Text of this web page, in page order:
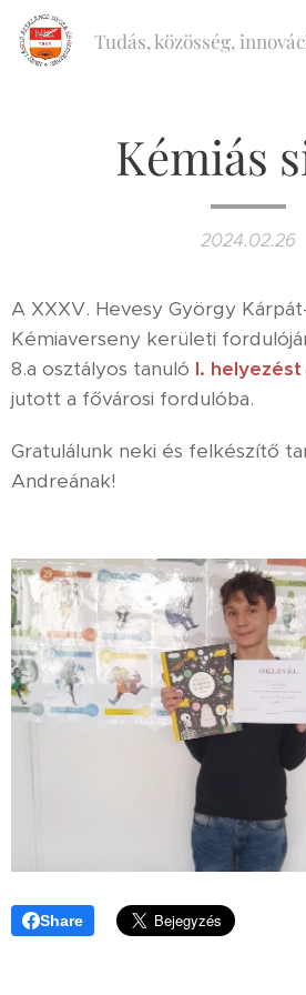
Tudás, közösség,
Kémiás
2024.02.26
A XXXV. Hevesy György
Kémiaverseny kerületi
8.a osztályos tanuló I. helyezést
jutott a fővárosi fordulóba.
Gratulálunk neki és felkészítő
Andreának!
Share